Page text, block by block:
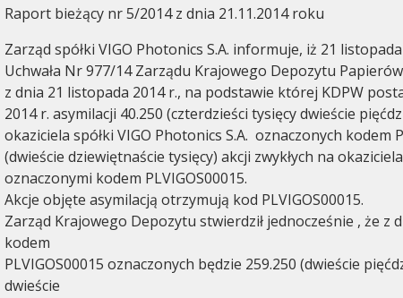
Historia Ład korporacyjny
Raport bieżący nr 5/2014 z dnia 21.11.2014 roku
Zarząd spółki VIGO Photonics S.A. informuje, iż 21 listopada
Uchwała Nr 977/14 Zarządu Krajowego Depozytu
z dnia 21 listopada 2014 r., na podstawie której KDPW
2014 r. asymilacji 40.250 (czterdzieści tysięcy dwieście
okaziciela spółki VIGO Photonics S.A. oznaczonych kodem
(dwieście dziewiętnaście tysięcy) akcji zwykłych na
oznaczonymi kodem PLVIGOS00015.
Akcje objęte asymilacją otrzymują kod PLVIGOS00015.
Zarząd Krajowego Depozytu stwierdził jednocześnie , że z
kodem
PLVIGOS00015 oznaczonych będzie 259.250 (dwieście
dwieście